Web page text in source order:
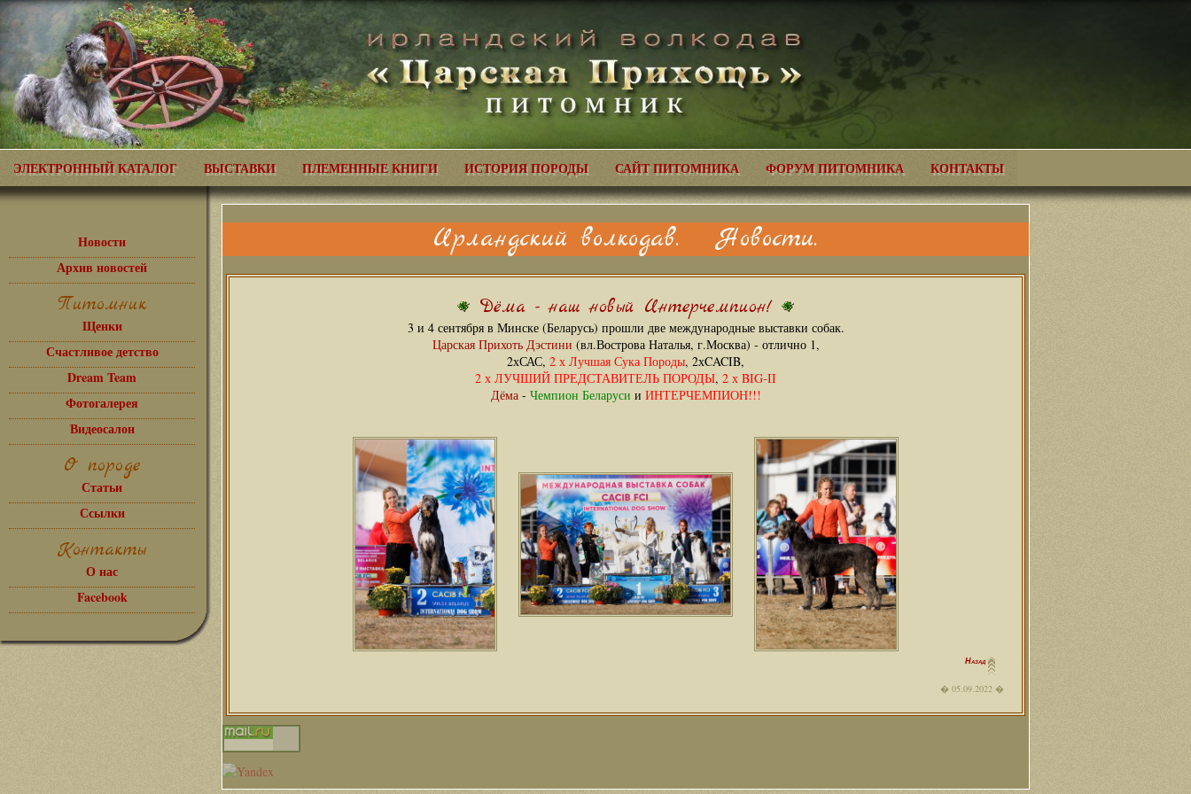
ЭЛЕКТРОННЫЙ КАТАЛОГ ВЫСТАВКИ ПЛЕМЕННЫЕ КНИГИ ИСТОРИЯ ПОРОДЫ САЙТ ПИТОМНИКА ФОРУМ ПИТОМНИКА КОНТАКТЫ
Новости
Архив новостей
Питомник
Щенки
Счастливое детство
Dream Team
Фотогалерея
Видеосалон
О породе
Статьи
Ссылки
Контакты
О нас
Facebook
Ирландский волкодав. Новости.
Дёма - наш новый Интерчемпион!
3 и 4 сентября в Минске (Беларусь) прошли две международные выставки собак.
Царская Прихоть Дэстини (вл.Вострова Наталья, г.Москва) - отлично 1,
2хСАС, 2 х Лучшая Сука Породы, 2хCACIB,
2 х ЛУЧШИЙ ПРЕДСТАВИТЕЛЬ ПОРОДЫ, 2 х BIG-II
Дёма- Чемпион Беларуси и ИНТЕРЧЕМПИОН!!!
Назад
05.09.2022